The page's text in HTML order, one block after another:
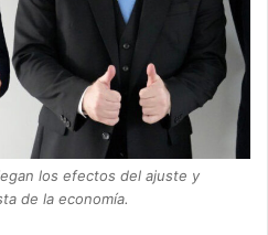
los efectos del ajuste y
de la economía.